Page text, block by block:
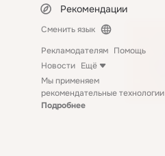
Рекомендации
Сменить язык
Рекламодателям Помощь
Новости Ещё
Мы применяем
рекомендательные технологии
Подробнее